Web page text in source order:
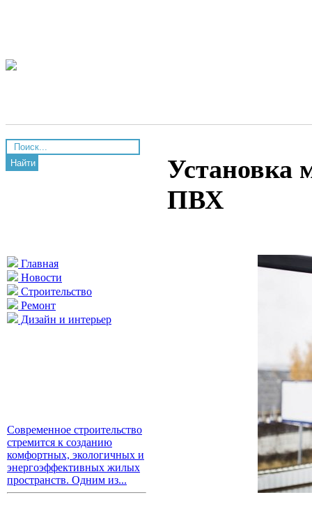
Найти
Главная
Новости
Строительство
Ремонт
Дизайн и интерьер
Современное строительство
стремится к созданию
комфортных, экологичных и
энергоэффективных жилых
пространств. Одним из...
Установка
ПВХ